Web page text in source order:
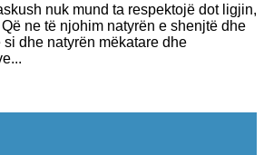
nuk mund ta respektojë dot ligjin,
ne të njohim natyrën e shenjtë dhe
dhe natyrën mëkatare dhe